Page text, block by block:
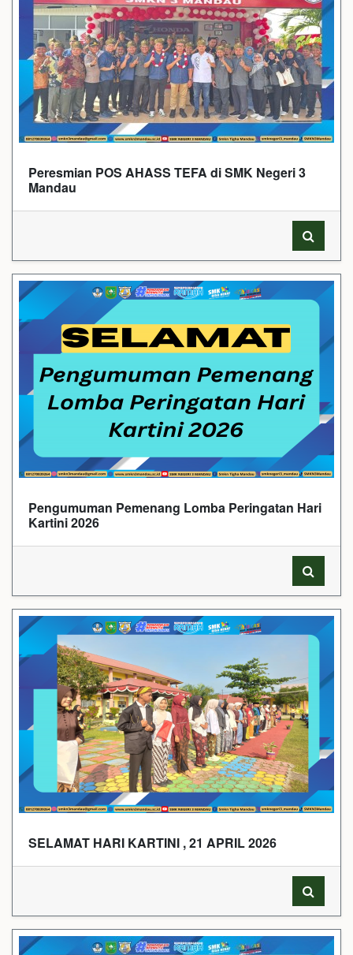
Peresmian POS AHASS TEFA di SMK Negeri 3
Mandau
Pengumuman Pemenang Lomba Peringatan Hari
Kartini 2026
SELAMAT HARI KARTINI , 21 APRIL 2026